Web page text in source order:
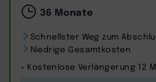
36 Monate
Schnellster Weg zum
Niedrige Gesamtkosten
+ Kostenlose Verlängerung 12